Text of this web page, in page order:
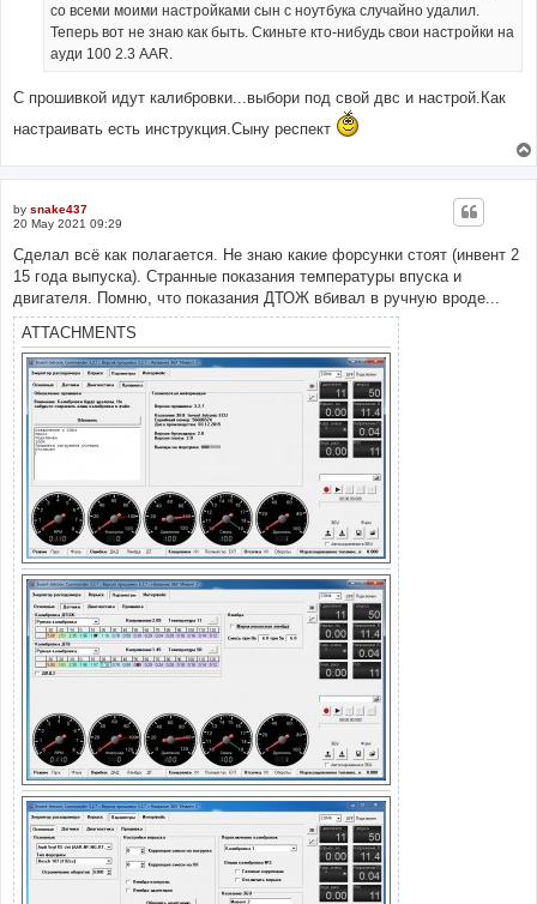
со всеми моими настройками сын с ноутбука случайно удалил.
Теперь вот не знаю как быть. Скиньте кто-нибудь свои настройки на
ауди 100 2.3 AAR.
С прошивкой идут калибровки...выбори под свой двс и настрой.Как
настраивать есть инструкция.Сыну респект
by snake437
20 May 2021 09:29
Сделал всё как полагается. Не знаю какие форсунки стоят (инвент 2
15 года выпуска). Странные показания температуры впуска и
двигателя. Помню, что показания ДТОЖ вбивал в ручную вроде...
ATTACHMENTS